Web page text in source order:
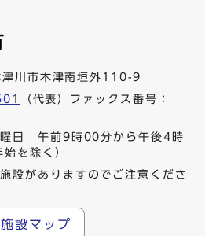
川市木津南垣外110-9
（代表）ファックス番号：
日 午前9時00分から午後4時
を除く）
設がありますのでご注意くださ
施設マップ